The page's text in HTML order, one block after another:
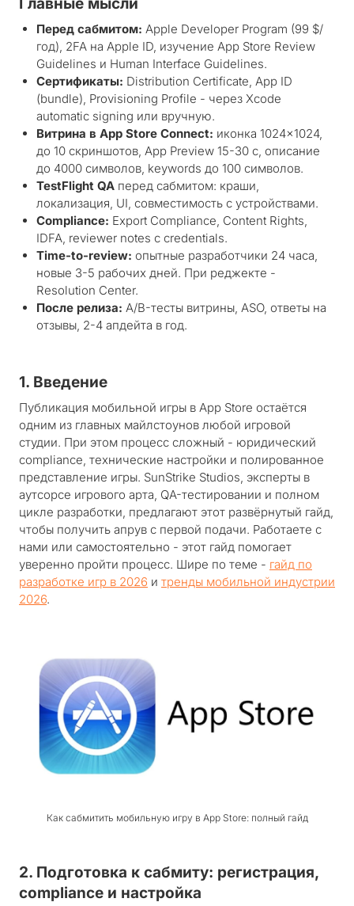
Перед сабмитом: Apple Developer Program (99 $/
год), 2FA на Apple ID, изучение App Store Review
Guidelines и Human Interface Guidelines.
Сертификаты: Distribution Certificate, App ID
(bundle), Provisioning Profile - через Xcode
automatic signing или вручную.
Витрина в App Store Connect: иконка 1024×1024,
до 10 скриншотов, App Preview 15-30 с, описание
до 4000 символов, keywords до 100 символов.
TestFlight QA перед сабмитом: краши,
локализация, UI, совместимость с устройствами.
Compliance: Export Compliance, Content Rights,
IDFA, reviewer notes с credentials.
Time-to-review: опытные разработчики 24 часа,
новые 3-5 рабочих дней. При реджекте -
Resolution Center.
После релиза: A/B-тесты витрины, ASO, ответы на
отзывы, 2-4 апдейта в год.
1. Введение
Публикация мобильной игры в App Store остаётся
одним из главных майлстоунов любой игровой
студии. При этом процесс сложный - юридический
compliance, технические настройки и полированное
представление игры. SunStrike Studios, эксперты в
аутсорсе игрового арта, QA-тестировании и полном
цикле разработки, предлагают этот развёрнутый гайд,
чтобы получить апрув с первой подачи. Работаете с
нами или самостоятельно - этот гайд помогает
уверенно пройти процесс. Шире по теме - гайд по
разработке игр в 2026 и тренды мобильной индустрии
2026.
Как сабмитить мобильную игру в App Store: полный гайд
2. Подготовка к сабмиту: регистрация,
compliance и настройка